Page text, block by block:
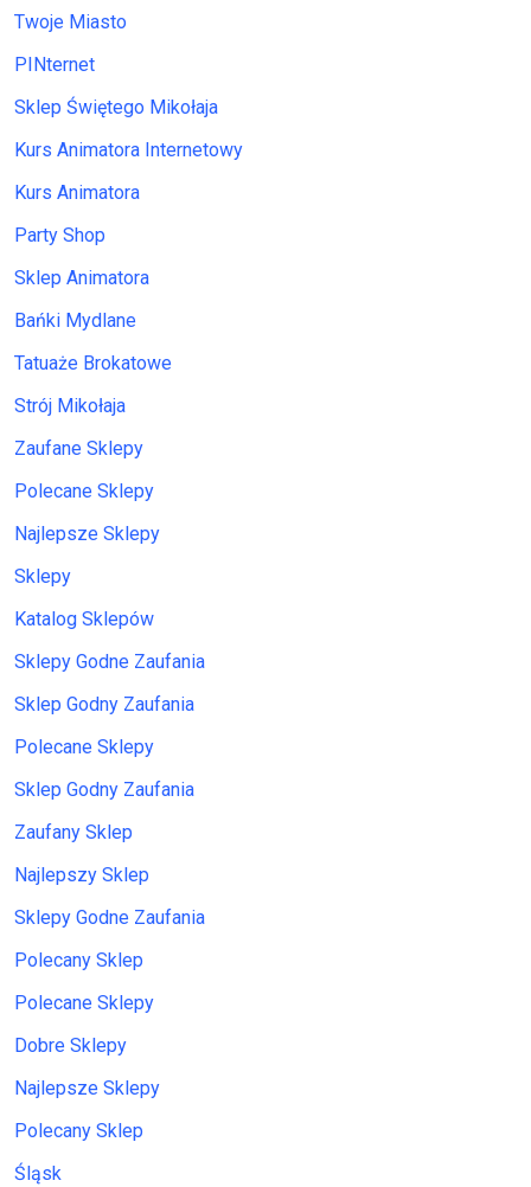
Twoje Miasto
PINternet
Sklep Świętego Mikołaja
Kurs Animatora Internetowy
Kurs Animatora
Party Shop
Sklep Animatora
Bańki Mydlane
Tatuaże Brokatowe
Strój Mikołaja
Zaufane Sklepy
Polecane Sklepy
Najlepsze Sklepy
Sklepy
Katalog Sklepów
Sklepy Godne Zaufania
Sklep Godny Zaufania
Polecane Sklepy
Sklep Godny Zaufania
Zaufany Sklep
Najlepszy Sklep
Sklepy Godne Zaufania
Polecany Sklep
Polecane Sklepy
Dobre Sklepy
Najlepsze Sklepy
Polecany Sklep
Śląsk